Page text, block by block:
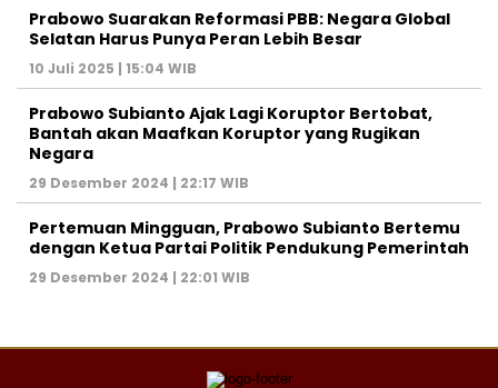
Prabowo Suarakan Reformasi PBB: Negara Global
Selatan Harus Punya Peran Lebih Besar
10 Juli 2025 | 15:04 WIB
Prabowo Subianto Ajak Lagi Koruptor Bertobat,
Bantah akan Maafkan Koruptor yang Rugikan
Negara
29 Desember 2024 | 22:17 WIB
Pertemuan Mingguan, Prabowo Subianto Bertemu
dengan Ketua Partai Politik Pendukung Pemerintah
29 Desember 2024 | 22:01 WIB